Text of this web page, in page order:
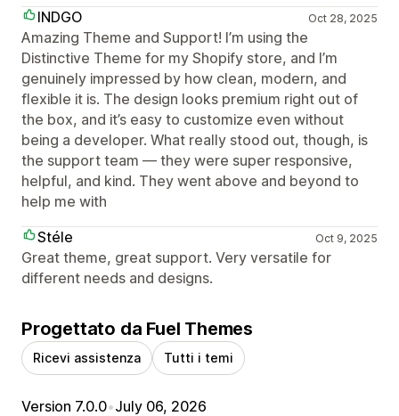
INDGO
Oct 28, 2025
Amazing Theme and Support! I’m using the
Distinctive Theme for my Shopify store, and I’m
genuinely impressed by how clean, modern, and
flexible it is. The design looks premium right out of
the box, and it’s easy to customize even without
being a developer. What really stood out, though, is
the support team — they were super responsive,
helpful, and kind. They went above and beyond to
help me with
Stéle
Oct 9, 2025
Great theme, great support. Very versatile for
different needs and designs.
Progettato da Fuel Themes
Ricevi assistenza Tutti i temi
Version 7.0.0•July 06, 2026